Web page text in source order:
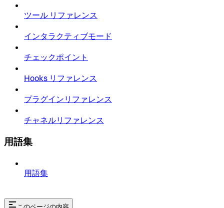
ツール リファレンス
インタラクティブモード
チェックポイント
Hooks リファレンス
プラグインリファレンス
チャネルリファレンス
用語集
用語集